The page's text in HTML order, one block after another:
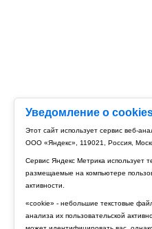
Уведомление о
Этот сайт использует сервис веб-
ООО «Яндекс», 119021, Россия,
Сервис Яндекс Метрика использует
размещаемые на компьютере
активности.
«cookie» - небольшие текстовые
анализа их пользовательской